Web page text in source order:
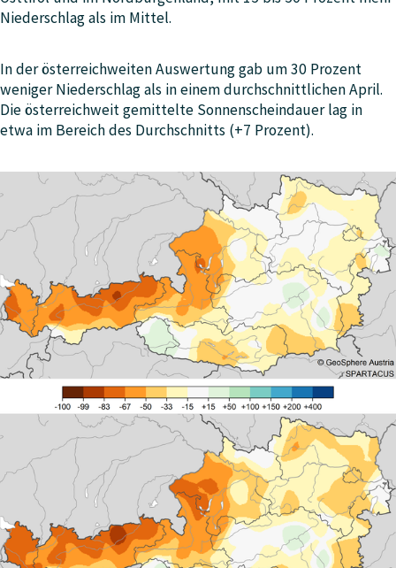
Niederschlag als im Mittel.
In der österreichweiten Auswertung gab um 30 Prozent
weniger Niederschlag als in einem durchschnittlichen April.
Die österreichweit gemittelte Sonnenscheindauer lag in
etwa im Bereich des Durchschnitts (+7 Prozent).